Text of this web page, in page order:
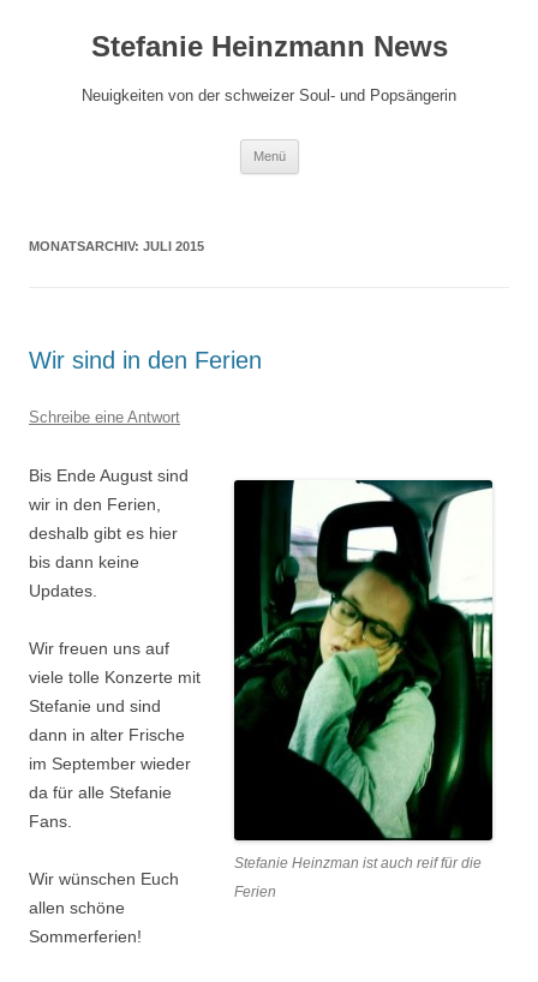
springenStefanie Heinzmann News
Neuigkeiten von der schweizer Soul- und Popsängerin
Menü
MONATSARCHIV: JULI 2015
Wir sind in den Ferien
Schreibe eine Antwort
Stefanie Heinzman ist auch reif für die
Ferien
Bis Ende August sind
wir in den Ferien,
deshalb gibt es hier
bis dann keine
Updates.
Wir freuen uns auf
viele tolle Konzerte mit
Stefanie und sind
dann in alter Frische
im September wieder
da für alle Stefanie
Fans.
Wir wünschen Euch
allen schöne
Sommerferien!